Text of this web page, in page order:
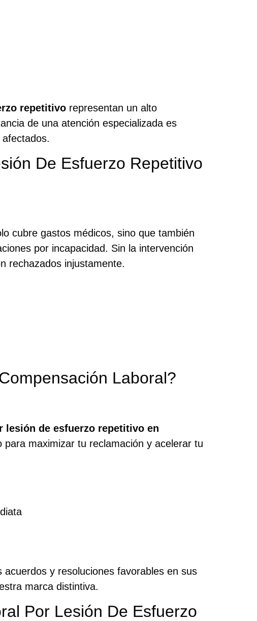
repetitivo representan un alto
de una atención especializada es
De Esfuerzo Repetitivo
cubre gastos médicos, sino que también
por incapacidad. Sin la intervención
rechazados injustamente.
Laboral?
lesión de esfuerzo repetitivo en
maximizar tu reclamación y acelerar tu
y resoluciones favorables en sus
marca distintiva.
Por Lesión De Esfuerzo